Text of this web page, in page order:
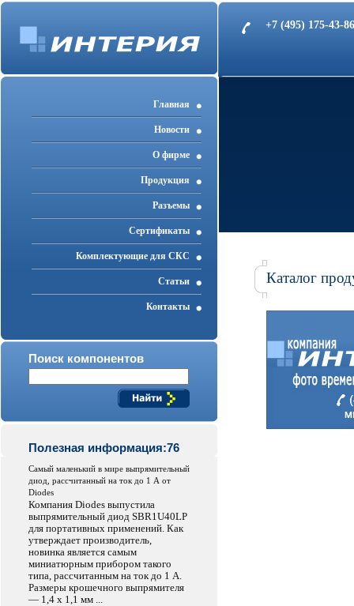
+7 (495) 175-43-
Главная
Новости
О фирме
Продукция
Разъемы
Cертификаты
Комплектующие для СКС
Статьи
Контакты
Поиск компонентов
Полезная информация:76
Самый маленький в мире выпрямительный
диод, рассчитанный на ток до 1 А от
Diodes
Компания Diodes выпустила
выпрямительный диод SBR1U40LP
для портативных применений. Как
утверждает производитель,
новинка является самым
миниатюрным прибором такого
типа, рассчитанным на ток до 1 А.
Размеры крошечного выпрямителя
— 1,4 x 1,1 мм ...
Каталог